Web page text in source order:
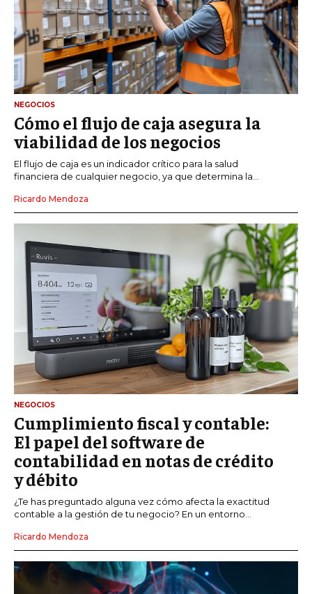
NEGOCIOS
Cómo el flujo de caja asegura la
viabilidad de los negocios
El flujo de caja es un indicador crítico para la salud
financiera de cualquier negocio, ya que determina la...
Ricardo Mendoza
NEGOCIOS
Cumplimiento fiscal y contable:
El papel del software de
contabilidad en notas de crédito
y débito
¿Te has preguntado alguna vez cómo afecta la exactitud
contable a la gestión de tu negocio? En un entorno...
Ricardo Mendoza